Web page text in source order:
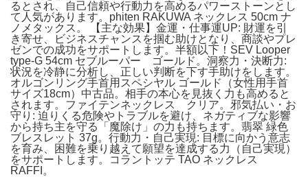
るとされ、自己信頼や行動力を高めるパワーストーンとし
て人気があります。phiten RAKUWA ネックレス 50cm ナ
ノメタックス。 【主な効果】金運・仕事運UP: 財運を引
き寄せ、ビジネスチャンスを掴む助けとなり、商談やプレ
ゼンでの成功をサポートします。半額以下！SEV Looper
type-G 54cm セブルーパー ゴールド。洞察力・決断力:
状況を冷静に分析し、正しい判断を下す手助けをします。
オルゴンリング手首用スペシヤル ゴールド（女性用手首
サイズ18cm）中古品。相手の本心を見抜く力も高めると
されます。ファイテンネックレス クリア。邪気払い・お
守り: 迫りくる危険やトラブルを避け、ネガティブな影響
から持ち主を守る「魔除け」の力も持ちます。翡翠 緑色
ブレスレット 37g。行動力・自己実現: 目標に向かう意志
を育み、困難を乗り越えて願望を達成する力（自己実現）
をサポートします。コラントッテ TAO ネックレス
RAFFI。